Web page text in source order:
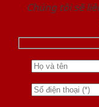
Chúng tôi sẽ